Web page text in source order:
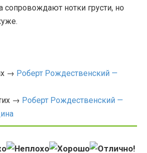
сопровождают нотки грусти, но
→ Роберт Рождественский —
→ Роберт Рождественский —